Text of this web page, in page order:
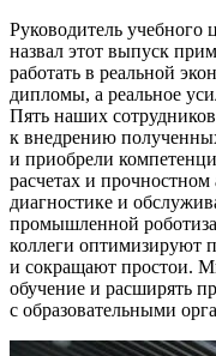
Руководитель учебного
назвал этот выпуск
работать в реальной
дипломы, а реальное
Пять наших
к внедрению
и приобрели
расчетах и
диагностике и
промышленной
коллеги оптимизируют
и сокращают простои.
обучение и расширять
с образовательными